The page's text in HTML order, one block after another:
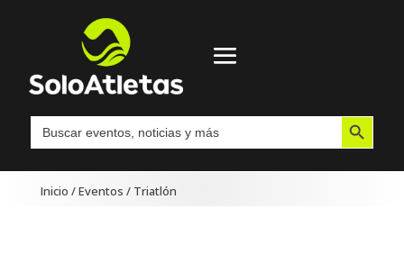
Buscar: Botón de búsqueda
Inicio /Eventos / Triatlón